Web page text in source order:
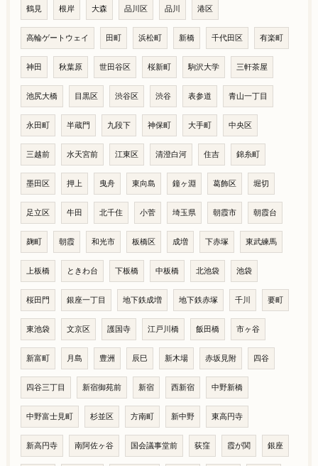
鶴見 根岸 大森 品川区 品川 港区
高輪ゲートウェイ 田町 浜松町 新橋 千代田区 有楽町
神田 秋葉原 世田谷区 桜新町 駒沢大学 三軒茶屋
池尻大橋 目黒区 渋谷区 渋谷 表参道 青山一丁目
永田町 半蔵門 九段下 神保町 大手町 中央区
三越前 水天宮前 江東区 清澄白河 住吉 錦糸町
墨田区 押上 曳舟 東向島 鐘ヶ淵 葛飾区 堀切
足立区 牛田 北千住 小菅 埼玉県 朝霞市 朝霞台
麹町 朝霞 和光市 板橋区 成増 下赤塚 東武練馬
上板橋 ときわ台 下板橋 中板橋 北池袋 池袋
桜田門 銀座一丁目 地下鉄成増 地下鉄赤塚 千川 要町
東池袋 文京区 護国寺 江戸川橋 飯田橋 市ヶ谷
新富町 月島 豊洲 辰巳 新木場 赤坂見附 四谷
四谷三丁目 新宿御苑前 新宿 西新宿 中野新橋
中野富士見町 杉並区 方南町 新中野 東高円寺
新高円寺 南阿佐ヶ谷 国会議事堂前 荻窪 霞が関 銀座